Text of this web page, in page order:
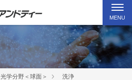
MENU
光学分野＜球面＞
洗浄